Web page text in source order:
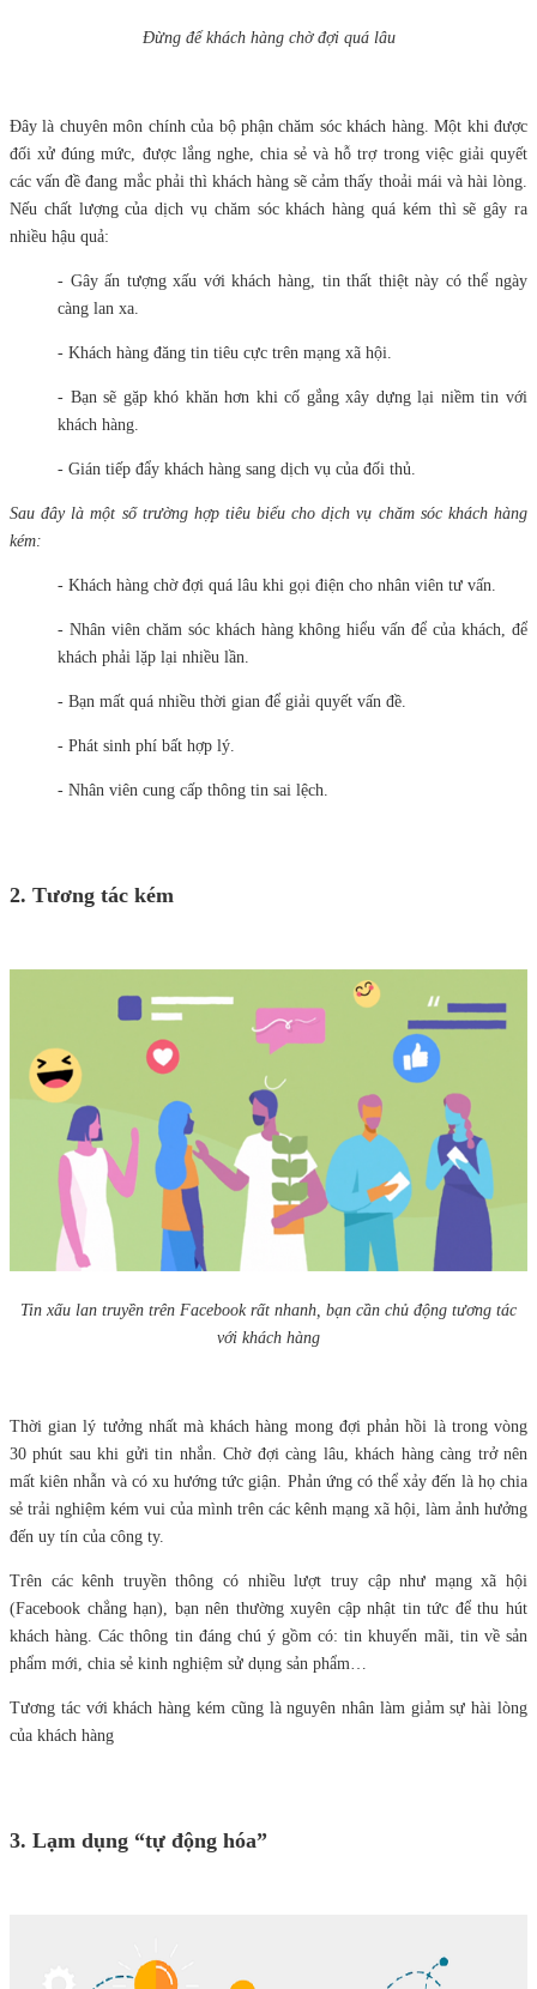
Đừng để khách hàng chờ đợi quá lâu
Đây là chuyên môn chính của bộ phận chăm sóc khách hàng. Một khi được
đối xử đúng mức, được lắng nghe, chia sẻ và hỗ trợ trong việc giải quyết
các vấn đề đang mắc phải thì khách hàng sẽ cảm thấy thoải mái và hài lòng.
Nếu chất lượng của dịch vụ chăm sóc khách hàng quá kém thì sẽ gây ra
nhiều hậu quả:
- Gây ấn tượng xấu với khách hàng, tin thất thiệt này có thể ngày
càng lan xa.
- Khách hàng đăng tin tiêu cực trên mạng xã hội.
- Bạn sẽ gặp khó khăn hơn khi cố gắng xây dựng lại niềm tin với
khách hàng.
- Gián tiếp đẩy khách hàng sang dịch vụ của đối thủ.
Sau đây là một số trường hợp tiêu biểu cho dịch vụ chăm sóc khách hàng
kém:
- Khách hàng chờ đợi quá lâu khi gọi điện cho nhân viên tư vấn.
- Nhân viên chăm sóc khách hàng không hiểu vấn để của khách, để
khách phải lặp lại nhiều lần.
- Bạn mất quá nhiều thời gian để giải quyết vấn đề.
- Phát sinh phí bất hợp lý.
- Nhân viên cung cấp thông tin sai lệch.
2. Tương tác kém
Tin xấu lan truyền trên Facebook rất nhanh, bạn cần chủ động tương tác
với khách hàng
Thời gian lý tưởng nhất mà khách hàng mong đợi phản hồi là trong vòng
30 phút sau khi gửi tin nhắn. Chờ đợi càng lâu, khách hàng càng trở nên
mất kiên nhẫn và có xu hướng tức giận. Phản ứng có thể xảy đến là họ chia
sẻ trải nghiệm kém vui của mình trên các kênh mạng xã hội, làm ảnh hưởng
đến uy tín của công ty.
Trên các kênh truyền thông có nhiều lượt truy cập như mạng xã hội
(Facebook chẳng hạn), bạn nên thường xuyên cập nhật tin tức để thu hút
khách hàng. Các thông tin đáng chú ý gồm có: tin khuyến mãi, tin về sản
phẩm mới, chia sẻ kinh nghiệm sử dụng sản phẩm…
Tương tác với khách hàng kém cũng là nguyên nhân làm giảm sự hài lòng
của khách hàng
3. Lạm dụng “tự động hóa”